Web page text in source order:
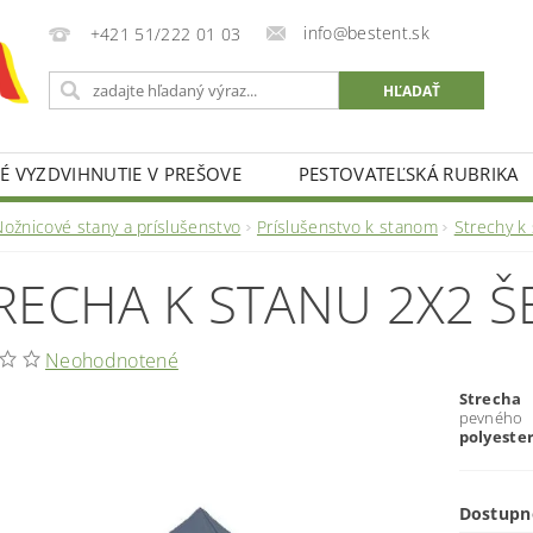
+421 51/222 01 03 info@bestent.sk
VYZDVIHNUTIE V PREŠOVE PESTOVATEĽSKÁ RUBRIKA
stany a príslušenstvo Príslušenstvo k stanom Strechy k
K STANU 2X2
Neohodnotené